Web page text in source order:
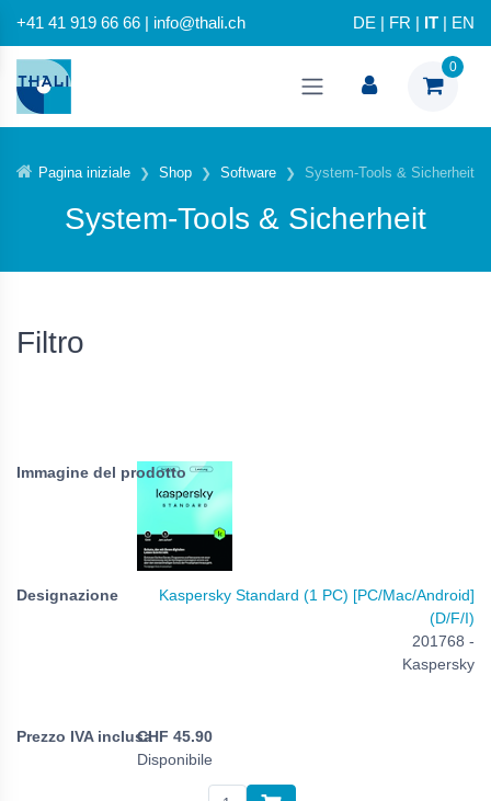
+41 41 919 66 66 | info@thali.ch DE FR IT EN
0
Pagina iniziale Shop Software System-Tools & Sicherheit
System-Tools & Sicherheit
Filtro
Kaspersky Standard (1 PC) [PC/Mac/Android]
(D/F/I)
201768 -
Kaspersky
CHF 45.90
Disponibile